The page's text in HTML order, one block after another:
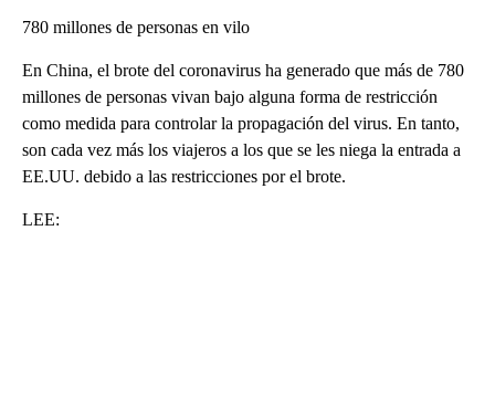
780 millones de personas en vilo
En China, el brote del coronavirus ha generado que más de 780
millones de personas vivan bajo alguna forma de restricción
como medida para controlar la propagación del virus. En tanto,
son cada vez más los viajeros a los que se les niega la entrada a
EE.UU. debido a las restricciones por el brote.
LEE: